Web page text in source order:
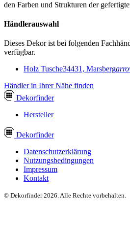
den Farben und Strukturen der
Händlerauswahl
Dieses Dekor ist bei folgenden
verfügbar.
Holz Tusche34431, Marsberg
Händler in Ihrer Nähe finden
Dekorfinder
Hersteller
Dekorfinder
Datenschutzerklärung
Nutzungsbedingungen
Impressum
Kontakt
© Dekorfinder 2026. Alle Rechte vorbehalten.